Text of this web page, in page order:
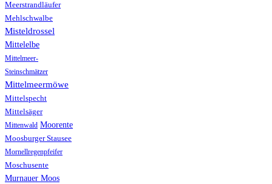
Meerstrandläufer
Mehlschwalbe
Misteldrossel
Mittelelbe
Mittelmeer-
Steinschmätzer
Mittelmeermöwe
Mittelspecht
Mittelsäger
Mittenwald Moorente
Moosburger Stausee
Mornellregenpfeifer
Moschusente
Murnauer Moos